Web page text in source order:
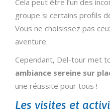
Cela peut être l’un des
groupe si certains profils
Vous ne choisissez pas
aventure.
Cependant, Del-tour met
ambiance sereine sur
une réussite pour tous !
Les visites et